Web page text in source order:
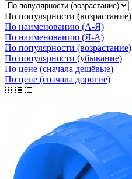
По популярности (возрастание)
По наименованию (А-Я)
По наименованию (Я-А)
По популярности (возрастание)
По популярности (убывание)
По цене (сначала дешёвые)
По цене (сначала дорогие)